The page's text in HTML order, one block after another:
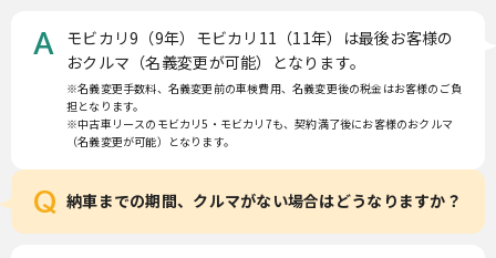
A
モビカリ9（9年）モビカリ11（11年）は最後お客様の
おクルマ（名義変更が可能）となります。
※名義変更手数料、名義変更前の車検費用、名義変更後の税金はお客様のご負
担となります。
※中古車リースのモビカリ5・モビカリ7も、契約満了後にお客様のおクルマ
（名義変更が可能）となります。
Q 納車までの期間、クルマがない場合はどうなりますか？